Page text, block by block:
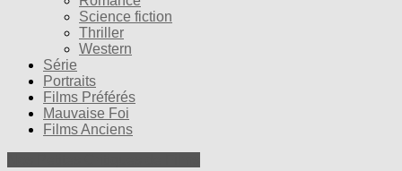
Science fiction
Thriller
Western
Série
Portraits
Films Préférés
Mauvaise Foi
Films Anciens